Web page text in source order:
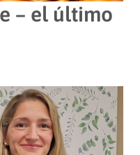
– el último